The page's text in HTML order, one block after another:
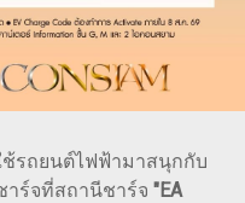
รถยนต์ไฟฟ้ามาสนุกกับ
าร์จที่สถานีชาร์จ "EA